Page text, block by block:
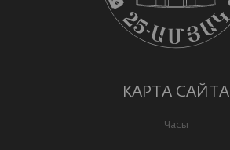
КАРТА САЙТА
Часы